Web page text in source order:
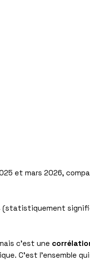
et mars 2026,
(statistiquement
c’est une
C’est l’ensemble